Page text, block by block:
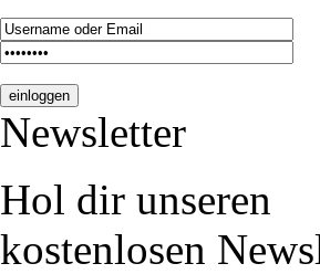
Newsletter
Hol dir unseren
kostenlosen